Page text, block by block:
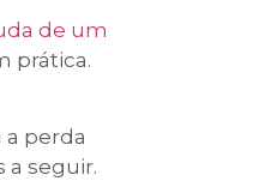
de um
prática.
perda
a seguir.